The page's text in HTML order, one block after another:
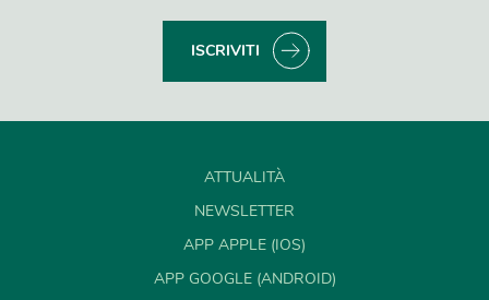
ISCRIVITI
ATTUALITÀ
NEWSLETTER
APP APPLE (IOS)
APP GOOGLE (ANDROID)